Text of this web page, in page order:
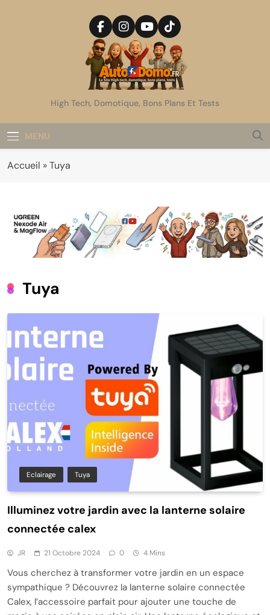
AutoDomo
High Tech, Domotique, Bons Plans Et Tests
MENU
Accueil »Tuya
Tuya
Eclairage Tuya
Illuminez votre jardin avec la lanterne solaire
connectée calex
JR 21 Octobre 2024 0 4 Mins
Vous cherchez à transformer votre jardin en un espace
sympathique ? Découvrez la lanterne solaire connectée
Calex, l’accessoire parfait pour ajouter une touche de